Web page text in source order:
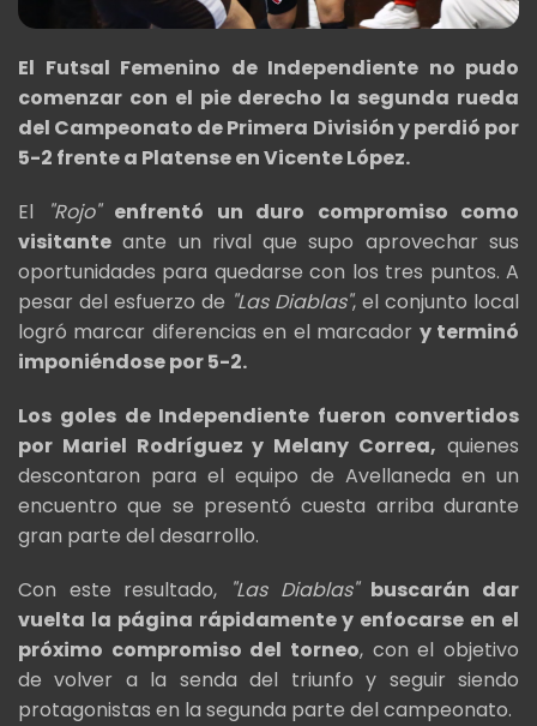
El Futsal Femenino de Independiente no pudo
comenzar con el pie derecho la segunda rueda
del Campeonato de Primera División y perdió por
5-2 frente a Platense en Vicente López.
El
"Rojo" enfrentó un duro compromiso como
visitante ante un rival que supo aprovechar sus
oportunidades para quedarse con los tres puntos. A
pesar del esfuerzo de "Las Diablas", el conjunto local
logró marcar diferencias en el marcador y terminó
imponiéndose por 5-2.
Los goles de Independiente fueron convertidos
por Mariel Rodríguez y Melany Correa, quienes
descontaron para el equipo de Avellaneda en un
encuentro que se presentó cuesta arriba durante
gran parte del desarrollo.
Con este resultado,
"Las Diablas" buscarán dar
vuelta la página rápidamente y enfocarse en el
próximo compromiso del torneo, con el objetivo
de volver a la senda del triunfo y seguir siendo
protagonistas en la segunda parte del campeonato.